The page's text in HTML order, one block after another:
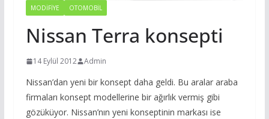
MODIFIYE OTOMOBIL
Nissan Terra konsepti
14 Eylül 2012 Admin
Nissan’dan yeni bir konsept daha geldi. Bu aralar araba
firmaları konsept modellerine bir ağırlık vermiş gibi
gözüküyor. Nissan’nın yeni konseptinin markası ise